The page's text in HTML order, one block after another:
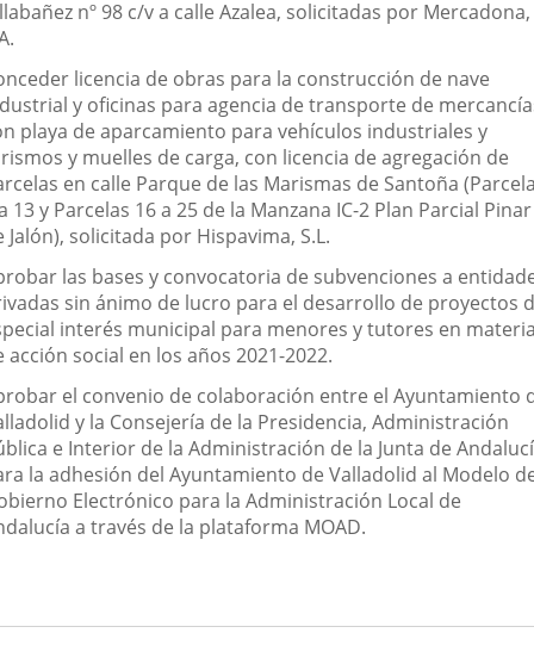
nº 98 c/v a calle Azalea, solicitadas por Mercadona,
licencia de obras para la construcción de nave
y oficinas para agencia de transporte de
playa de aparcamiento para vehículos industriales y
y muelles de carga, con licencia de agregación de
en calle Parque de las Marismas de Santoña
13 y Parcelas 16 a 25 de la Manzana IC-2 Plan Parcial Pinar
Jalón), solicitada por Hispavima, S.L.
las bases y convocatoria de subvenciones a
sin ánimo de lucro para el desarrollo de proyectos
interés municipal para menores y tutores en
acción social en los años 2021-2022.
el convenio de colaboración entre el Ayuntamiento
y la Consejería de la Presidencia, Administración
e Interior de la Administración de la Junta de
la adhesión del Ayuntamiento de Valladolid al Modelo
Electrónico para la Administración Local de
a través de la plataforma MOAD.